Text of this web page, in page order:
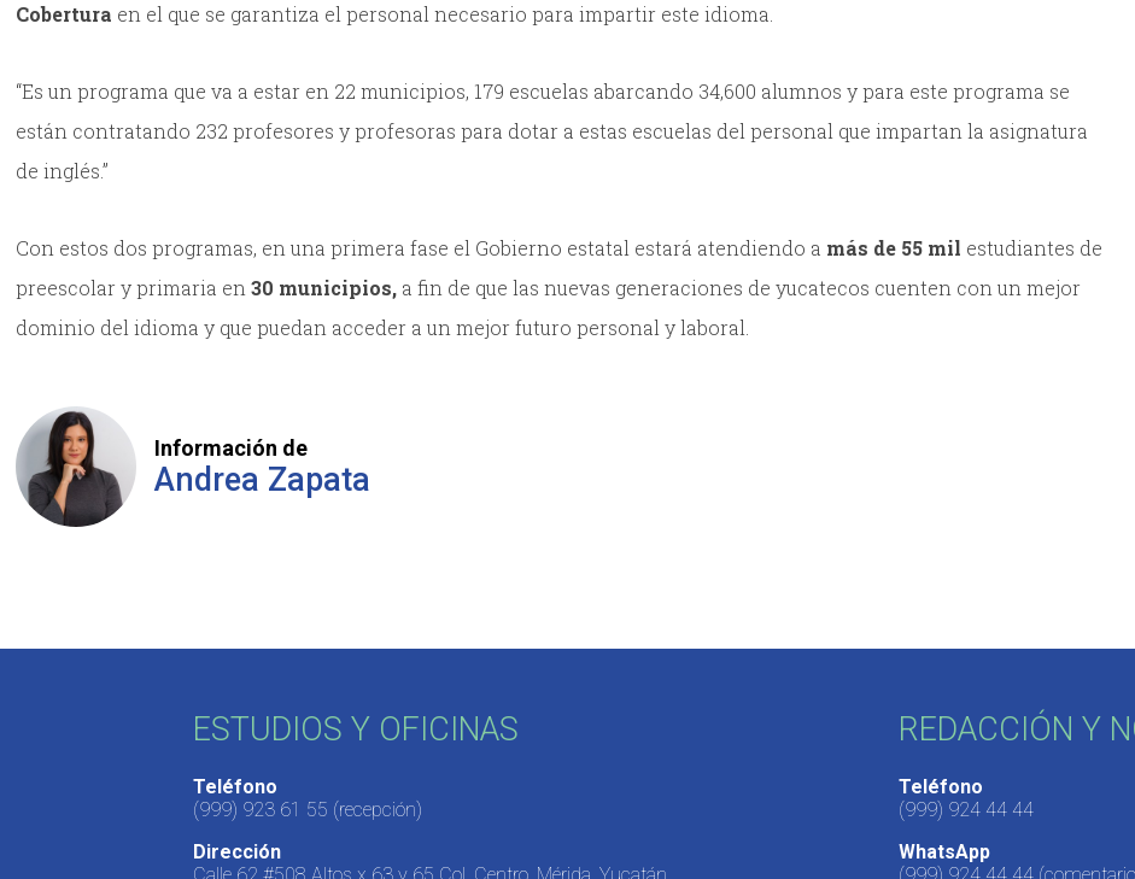
Cobertura en el que se garantiza el personal necesario para impartir este idioma.
“Es un programa que va a estar en 22 municipios, 179 escuelas abarcando 34,600 alumnos y para este programa se
están contratando 232 profesores y profesoras para dotar a estas escuelas del personal que impartan la asignatura
de inglés.”
Con estos dos programas, en una primera fase el Gobierno estatal estará atendiendo a más de 55 mil estudiantes de
preescolar y primaria en30 municipios, a fin de que las nuevas generaciones de yucatecos cuenten con un mejor
dominio del idioma y que puedan acceder a un mejor futuro personal y laboral.
Información de
Andrea Zapata
ESTUDIOS Y OFICINAS
Teléfono
(999) 923 61 55 (recepción)
Dirección
REDACCIÓN Y
Teléfono
(999) 924 44 44
WhatsApp